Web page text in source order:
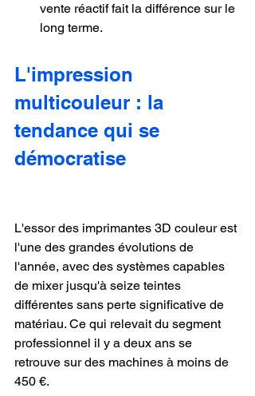
vente réactif fait la différence sur le
long terme.
L'impression
multicouleur : la
tendance qui se
démocratise
L'essor des imprimantes 3D couleur est
l'une des grandes évolutions de
l'année, avec des systèmes capables
de mixer jusqu'à seize teintes
différentes sans perte significative de
matériau. Ce qui relevait du segment
professionnel il y a deux ans se
retrouve sur des machines à moins de
450 €.